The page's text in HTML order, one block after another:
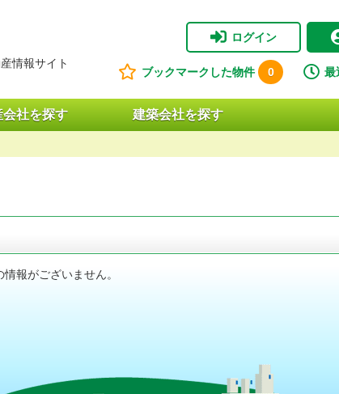
情報サイト
ログイン
ブックマークした物件 0 最
会社を探す 建築会社を探す
報がございません。